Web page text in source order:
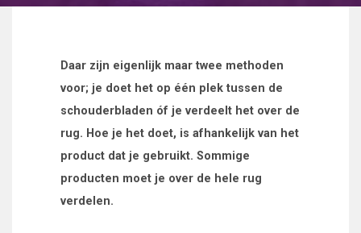
Daar zijn eigenlijk maar twee methoden
voor; je doet het op één plek tussen de
schouderbladen óf je verdeelt het over de
rug. Hoe je het doet, is afhankelijk van het
product dat je gebruikt. Sommige
producten moet je over de hele rug
verdelen.